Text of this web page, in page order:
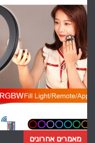
מאמרים אחרונים